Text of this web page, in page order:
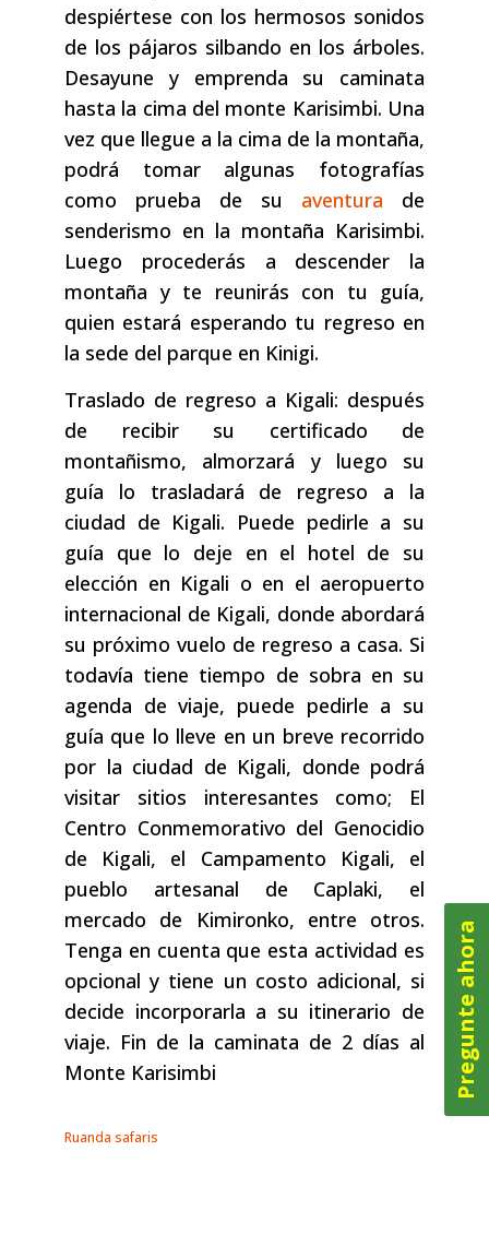
despiértese con los hermosos sonidos
de los pájaros silbando en los árboles.
Desayune y emprenda su caminata
hasta la cima del monte Karisimbi. Una
vez que llegue a la cima de la montaña,
podrá tomar algunas fotografías
como prueba de su aventura de
senderismo en la montaña Karisimbi.
Luego procederás a descender la
montaña y te reunirás con tu guía,
quien estará esperando tu regreso en
la sede del parque en Kinigi.
Traslado de regreso a Kigali: después
de recibir su certificado de
montañismo, almorzará y luego su
guía lo trasladará de regreso a la
ciudad de Kigali. Puede pedirle a su
guía que lo deje en el hotel de su
elección en Kigali o en el aeropuerto
internacional de Kigali, donde abordará
su próximo vuelo de regreso a casa. Si
todavía tiene tiempo de sobra en su
agenda de viaje, puede pedirle a su
guía que lo lleve en un breve recorrido
por la ciudad de Kigali, donde podrá
visitar sitios interesantes como; El
Centro Conmemorativo del Genocidio
de Kigali, el Campamento Kigali, el
pueblo artesanal de Caplaki, el
mercado de Kimironko, entre otros.
Tenga en cuenta que esta actividad es
opcional y tiene un costo adicional, si
decide incorporarla a su itinerario de
viaje. Fin de la caminata de 2 días al
Monte Karisimbi
Ruanda safaris
Pregunte ahora